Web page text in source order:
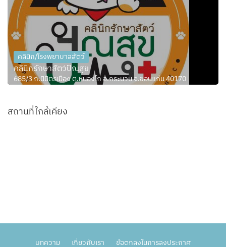
คลินิก/โรงพยาบาลสัตว์
คลินิกรักษาสัตว์ปัณสุข
685/3 ถ.นิมิตรเมือง ต.หนองโก อ.กระนวน จ.ขอนแก่น 40170
สถานที่ใกล้เคียง
บทความ เกี่ยวกับเรา ข้อตกลงในการลงประกาศ